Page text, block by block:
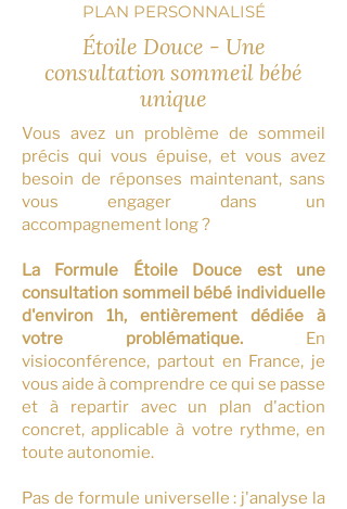
PLAN PERSONNALISÉ
Étoile Douce - Une
consultation sommeil bébé
unique
Vous avez un problème de sommeil
précis qui vous épuise, et vous avez
besoin de réponses maintenant, sans
vous engager dans un
accompagnement long ?
La Formule Étoile Douce est une
consultation sommeil bébé individuelle
d'environ 1h, entièrement dédiée à
votre problématique. En
visioconférence, partout en France, je
vous aide à comprendre ce qui se passe
et à repartir avec un plan d'action
concret, applicable à votre rythme, en
toute autonomie.
Pas de formule universelle : j'analyse la